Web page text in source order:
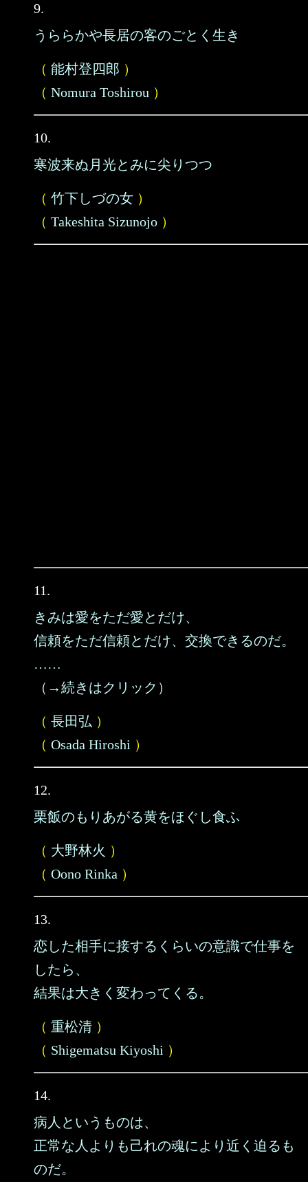
9.
うららかや長居の客のごとく生き
（ 能村登四郎 ）
（ Nomura Toshirou ）
10.
寒波来ぬ月光とみに尖りつつ
（ 竹下しづの女 ）
（ Takeshita Sizunojo ）
11.
きみは愛をただ愛とだけ、
信頼をただ信頼とだけ、交換できるのだ。
……
（→続きはクリック）
（ 長田弘 ）
（ Osada Hiroshi ）
12.
栗飯のもりあがる黄をほぐし食ふ
（ 大野林火 ）
（ Oono Rinka ）
13.
恋した相手に接するくらいの意識で仕事を
したら、
結果は大きく変わってくる。
（ 重松清 ）
（ Shigematsu Kiyoshi ）
14.
病人というものは、
正常な人よりも己れの魂により近く迫るも
のだ。